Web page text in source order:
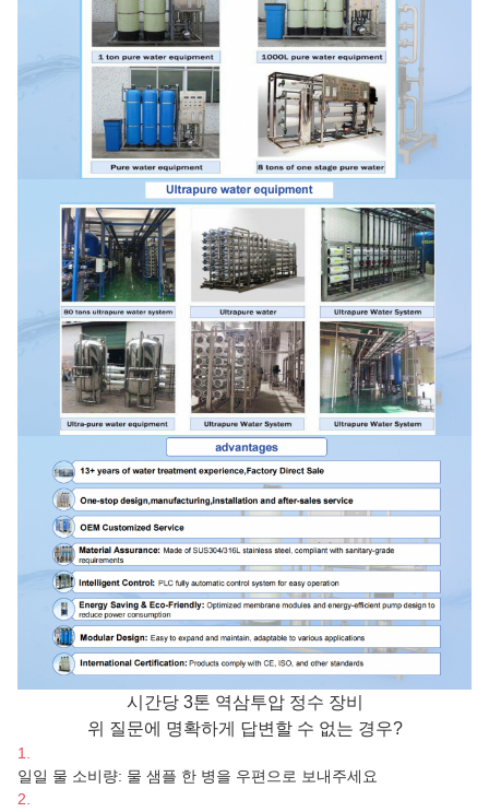
시간당 3톤 역삼투압 정수 장비
위 질문에 명확하게 답변할 수 없는 경우?
1.
일일 물 소비량: 물 샘플 한 병을 우편으로 보내주세요
2.